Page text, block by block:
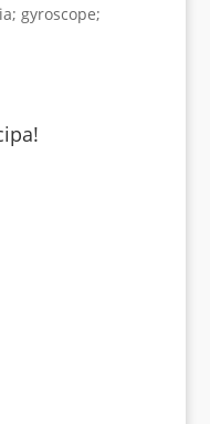
gyroscope;